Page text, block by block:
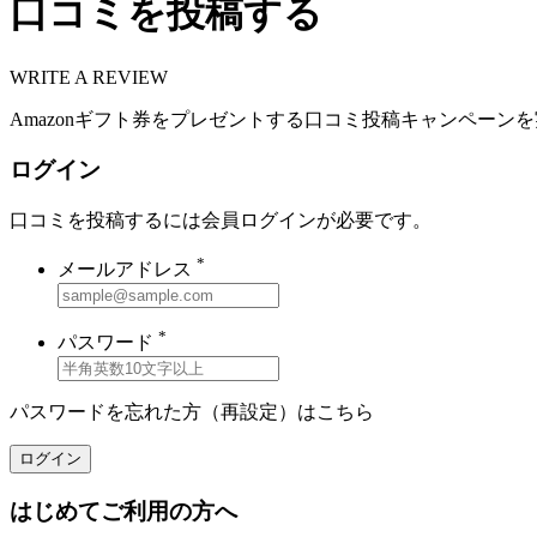
口コミを投稿する
WRITE A REVIEW
Amazonギフト券をプレゼントする口コミ投稿キャンペーン
ログイン
口コミを投稿するには会員ログインが必要です。
メールアドレス *
パスワード *
パスワードを忘れた方（再設定）はこちら
ログイン
はじめてご利用の方へ